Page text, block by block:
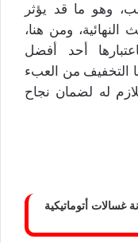
وهو ما قد يؤثر
ومن هنا،
أحد أفضل
التخفيف من العبء
له لضمان نجاح
أتوماتيكية